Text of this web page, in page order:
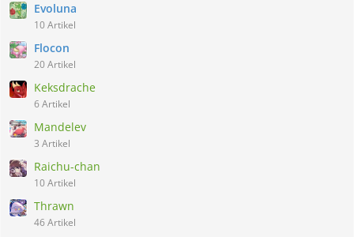
Evoluna
10 Artikel
Flocon
20 Artikel
Keksdrache
6 Artikel
Mandelev
3 Artikel
Raichu-chan
10 Artikel
Thrawn
46 Artikel